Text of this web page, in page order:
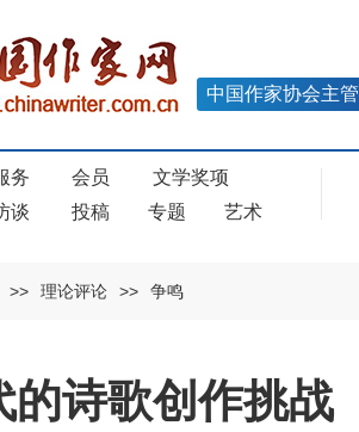
中国作家协会主管
务 会员
文学奖项
谈 投稿 专题 艺术
>> 理论评论 >> 争鸣
的诗歌创作挑战